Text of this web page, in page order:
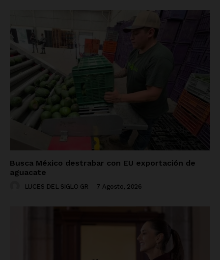
Busca México destrabar con EU exportación de
aguacate
LUCES DEL SIGLO GR - 7 Agosto, 2026